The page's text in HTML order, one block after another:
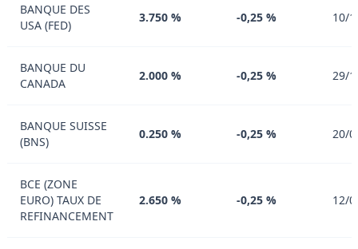
BANQUE DES
USA (FED)
3.750 % -0,25 % 10/
BANQUE DU
CANADA
2.000 % -0,25 % 29/
BANQUE SUISSE
(BNS)
0.250 % -0,25 % 20/
BCE (ZONE
EURO) TAUX DE
REFINANCEMENT
2.650 % -0,25 % 12/